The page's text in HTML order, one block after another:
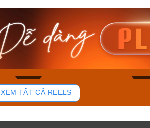
37
Casio Nam MTS-
RS100L-1AVDF
4.276.000₫
3.634.600₫
Casio
230EL-
Mua
XEM TẤT CẢ REELS